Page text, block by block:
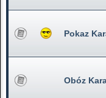
Pokaz
Obóz